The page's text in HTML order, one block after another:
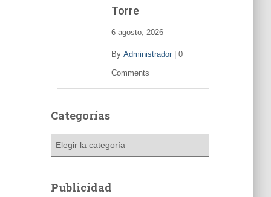
Torre
6 agosto, 2026
By Administrador| 0
Comments
Categorías
g
Publicidad